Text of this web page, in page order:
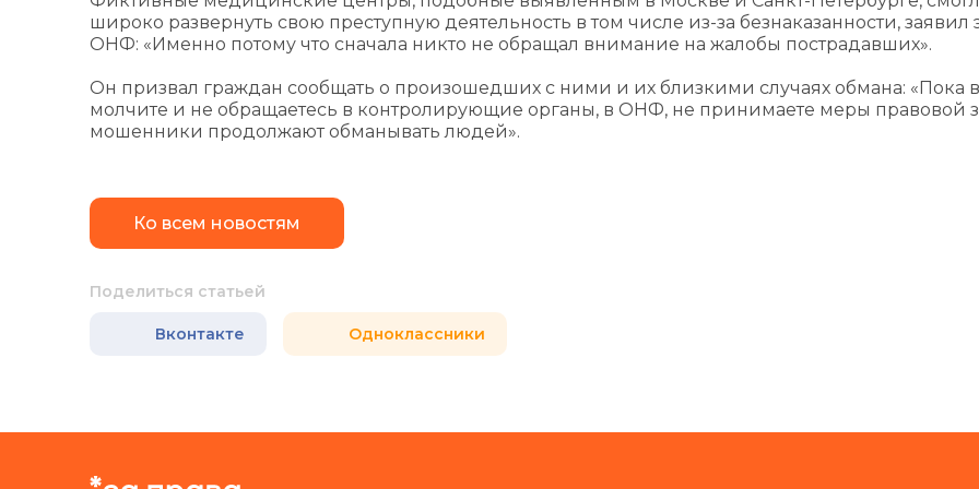
широко развернуть свою преступную деятельность в том числе из-за безнаказанности, заявил
ОНФ: «Именно потому что сначала никто не обращал внимание на жалобы пострадавших».
Он призвал граждан сообщать о произошедших с ними и их близкими случаях обмана: «Пока
молчите и не обращаетесь в контролирующие органы, в ОНФ, не принимаете меры правовой
мошенники продолжают обманывать людей».
Ко всем новостям
Поделиться статьей
Вконтакте Одноклассники